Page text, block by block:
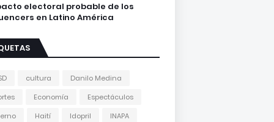
electoral probable de los
en Latino América
cultura
Danilo Medina
Economía
Espectáculos
Haití Idopril
INAPA